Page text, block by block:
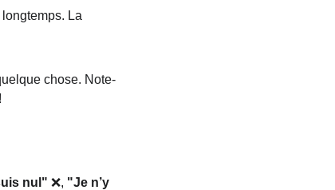
La
chose. Note-
nul" ❌, "Je n’y